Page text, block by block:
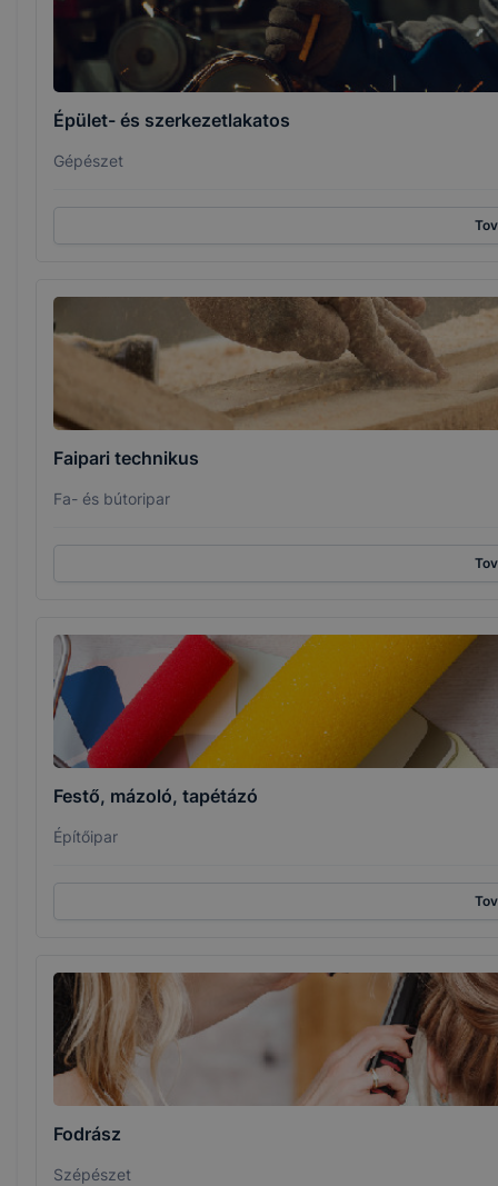
Épület- és szerkezetlakatos
Gépészet
Faipari technikus
Fa- és bútoripar
Festő, mázoló, tapétázó
Építőipar
Fodrász
Szépészet